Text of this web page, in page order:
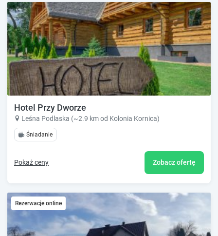
Hotel Przy Dworze
Leśna Podlaska (~2.9 km od Kolonia Kornica)
Śniadanie
Pokaż ceny Zobacz ofertę
Rezerwacje online